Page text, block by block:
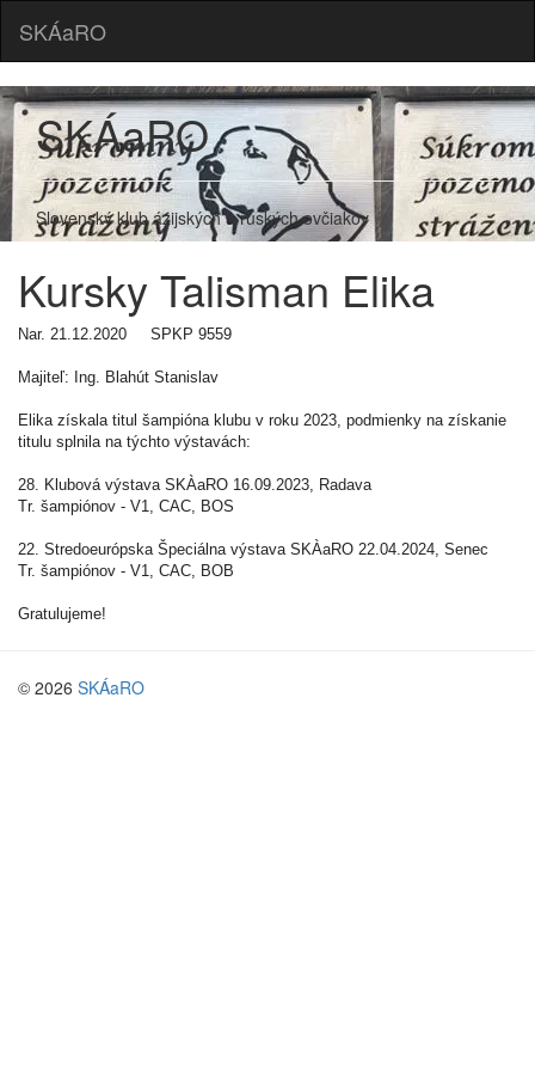
SKÁaRO
SKÁaRO
Slovenský klub ázijských a ruských ovčiakov
Kursky Talisman Elika
Nar. 21.12.2020 SPKP 9559
Majiteľ: Ing. Blahút Stanislav
Elika získala titul šampióna klubu v roku 2023, podmienky na získanie
titulu splnila na týchto výstavách:
28. Klubová výstava SKÀaRO 16.09.2023, Radava
Tr. šampiónov - V1, CAC, BOS
22. Stredoeurópska Špeciálna výstava SKÀaRO 22.04.2024, Senec
Tr. šampiónov - V1, CAC, BOB
Gratulujeme!
© 2026 SKÁaRO